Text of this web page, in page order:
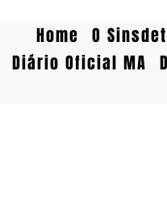
Home O
Diário Oficial MA